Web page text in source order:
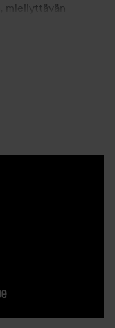
miellyttävän
joten
Levitä Talk is
mitä sanot, vaan
rohkeamman